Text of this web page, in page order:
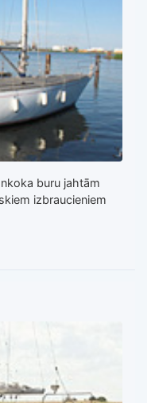
buru jahtām
izbraucieniem